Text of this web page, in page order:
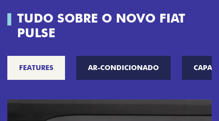
TUDO SOBRE O NOVO FIAT
PULSE
FEATURES AR-CONDICIONADO